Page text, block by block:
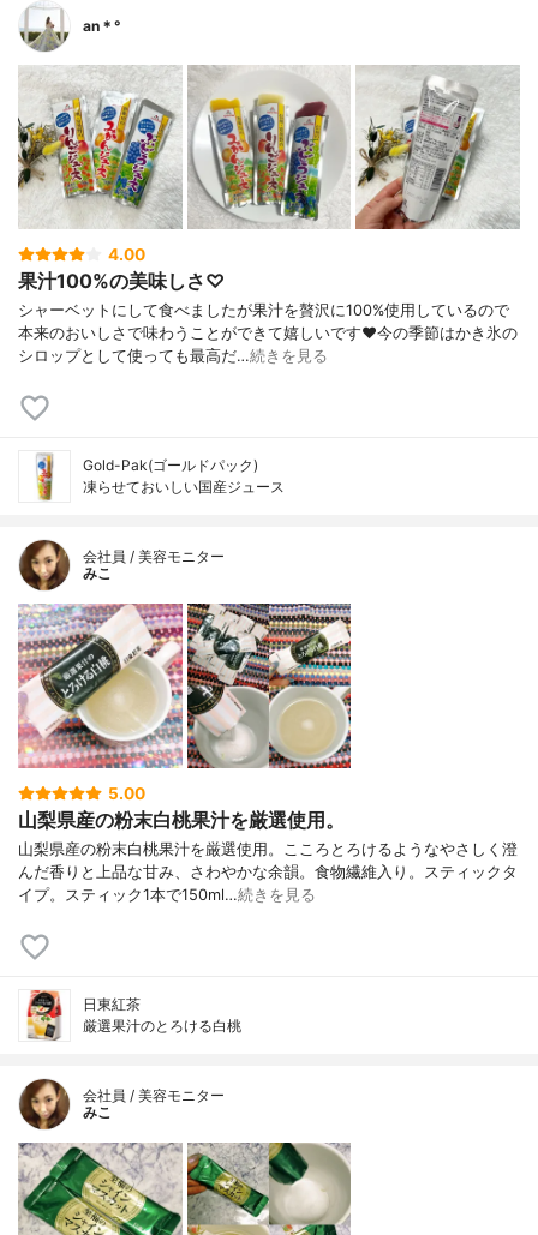
an＊°
4.00
果汁100%の美味しさ♡
シャーベットにして食べましたが果汁を贅沢に100%使用しているので
本来のおいしさで味わうことができて嬉しいです❤︎今の季節はかき氷の
シロップとして使っても最高だ…続きを見る
Gold-Pak(ゴールドパック)
凍らせておいしい国産ジュース
会社員 / 美容モニター
みこ
5.00
山梨県産の粉末白桃果汁を厳選使用。
山梨県産の粉末白桃果汁を厳選使用。こころとろけるようなやさしく澄
んだ香りと上品な甘み、さわやかな余韻。食物繊維入り。スティックタ
イプ。スティック1本で150ml…続きを見る
日東紅茶
厳選果汁のとろける白桃
会社員 / 美容モニター
みこ